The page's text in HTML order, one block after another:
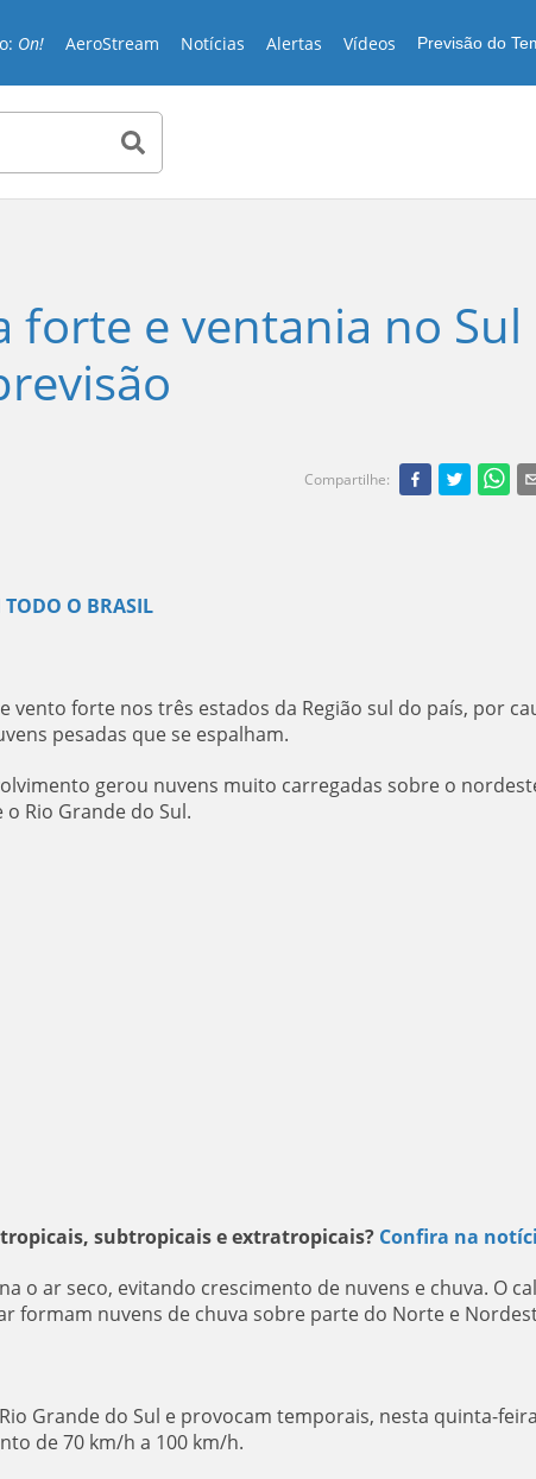
On! AeroStream Notícias Alertas Vídeos Previsão do
forte e ventania no Sul
Compartilhe:
TODO O BRASIL
vento forte nos três estados da Região sul do país, por
pesadas que se espalham.
gerou nuvens muito carregadas sobre o
Rio Grande do Sul.
subtropicais e extratropicais? Confira na
o ar seco, evitando crescimento de nuvens e chuva. O
formam nuvens de chuva sobre parte do Norte e
Grande do Sul e provocam temporais, nesta quinta-feira
de 70 km/h a 100 km/h.